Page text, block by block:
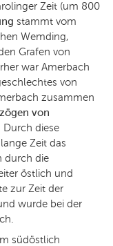
Zeit (um 800
stammt vom
Wemding,
Grafen von
war Amerbach
von
zusammen
von
diese
Zeit das
durch die
östlich und
zur Zeit der
wurde bei der
südöstlich